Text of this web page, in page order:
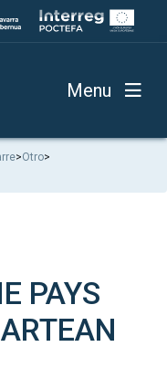
Menu
>Otro>
PAYS